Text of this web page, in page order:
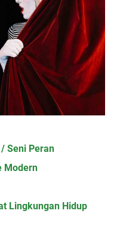
Seni Peran
Modern
Lingkungan Hidup